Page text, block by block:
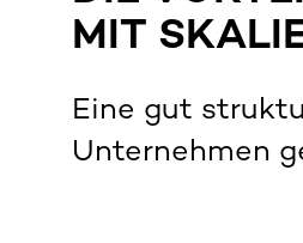
MIT
Eine gut
Unternehmen